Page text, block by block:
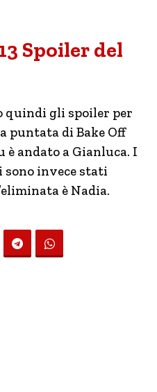
Spoiler del
quindi gli spoiler per
puntata di Bake Off
andato a Gianluca. I
invece stati
è Nadia.